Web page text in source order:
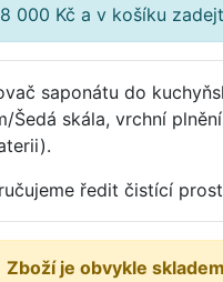
000 Kč a v košíku
saponátu do
Šedá skála, vrchní
ředit čistící
Zboží je obvykle